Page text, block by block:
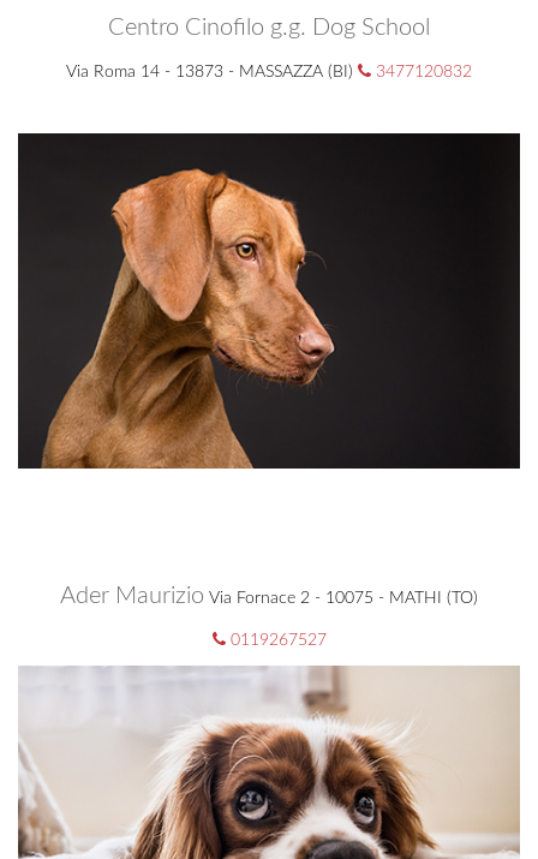
Centro Cinofilo g.g. Dog School
Via Roma 14 - 13873 - MASSAZZA (BI) 3477120832
Ader Maurizio Via Fornace 2 - 10075 - MATHI (TO)
0119267527